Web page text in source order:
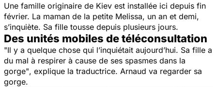
Une famille originaire de Kiev est installée ici depuis fin
février. La maman de la petite Melissa, un an et demi,
s’inquiète. Sa fille tousse depuis plusieurs jours.
Des unités mobiles de téléconsultation
"Il y a quelque chose qui l’inquiétait aujourd’hui. Sa fille a
du mal à respirer à cause de ses spasmes dans la
gorge", explique la traductrice. Arnaud va regarder sa
gorge.